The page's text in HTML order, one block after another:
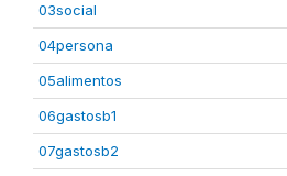
03social
04persona
05alimentos
06gastosb1
07gastosb2